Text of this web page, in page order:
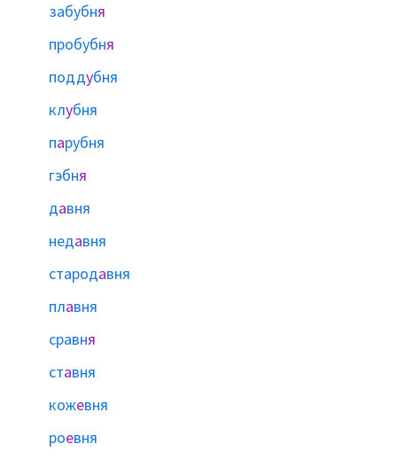
забубня
пробубня
поддубня
клубня
парубня
гэбня
давня
недавня
стародавня
плавня
сравня
ставня
кожевня
роевня